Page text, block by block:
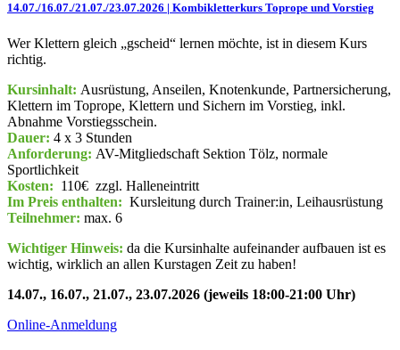
14.07./16.07./21.07./23.07.2026 | Kombikletterkurs Toprope und Vorstieg
Wer Klettern gleich „gscheid“ lernen möchte, ist in diesem Kurs
richtig.
Kursinhalt: Ausrüstung, Anseilen, Knotenkunde, Partnersicherung,
Klettern im Toprope, Klettern und Sichern im Vorstieg, inkl.
Abnahme Vorstiegsschein.
Dauer: 4 x 3 Stunden
Anforderung: AV-Mitgliedschaft Sektion Tölz, normale
Sportlichkeit
Kosten: 110€ zzgl. Halleneintritt
Im Preis enthalten: Kursleitung durch Trainer:in, Leihausrüstung
Teilnehmer: max. 6
Wichtiger Hinweis: da die Kursinhalte aufeinander aufbauen ist es
wichtig, wirklich an allen Kurstagen Zeit zu haben!
14.07., 16.07., 21.07., 23.07.2026 (jeweils 18:00-21:00 Uhr)
Online-Anmeldung